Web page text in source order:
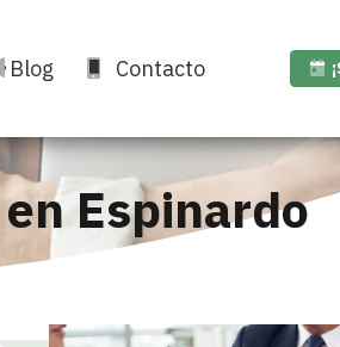
Blog Contacto
Espinardo